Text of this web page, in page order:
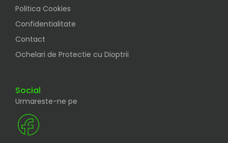
Politica Cookies
Confidentialitate
Contact
Ochelari de Protectie cu Dioptrii
Social
Urmareste-ne pe